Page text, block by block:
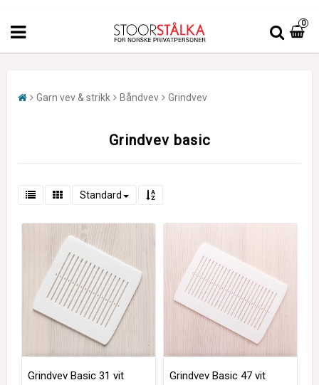
0
Garn vev & strikk Båndvev Grindvev
Grindvev basic
Standard
Grindvev Basic 31 vit Grindvev Basic 47 vit